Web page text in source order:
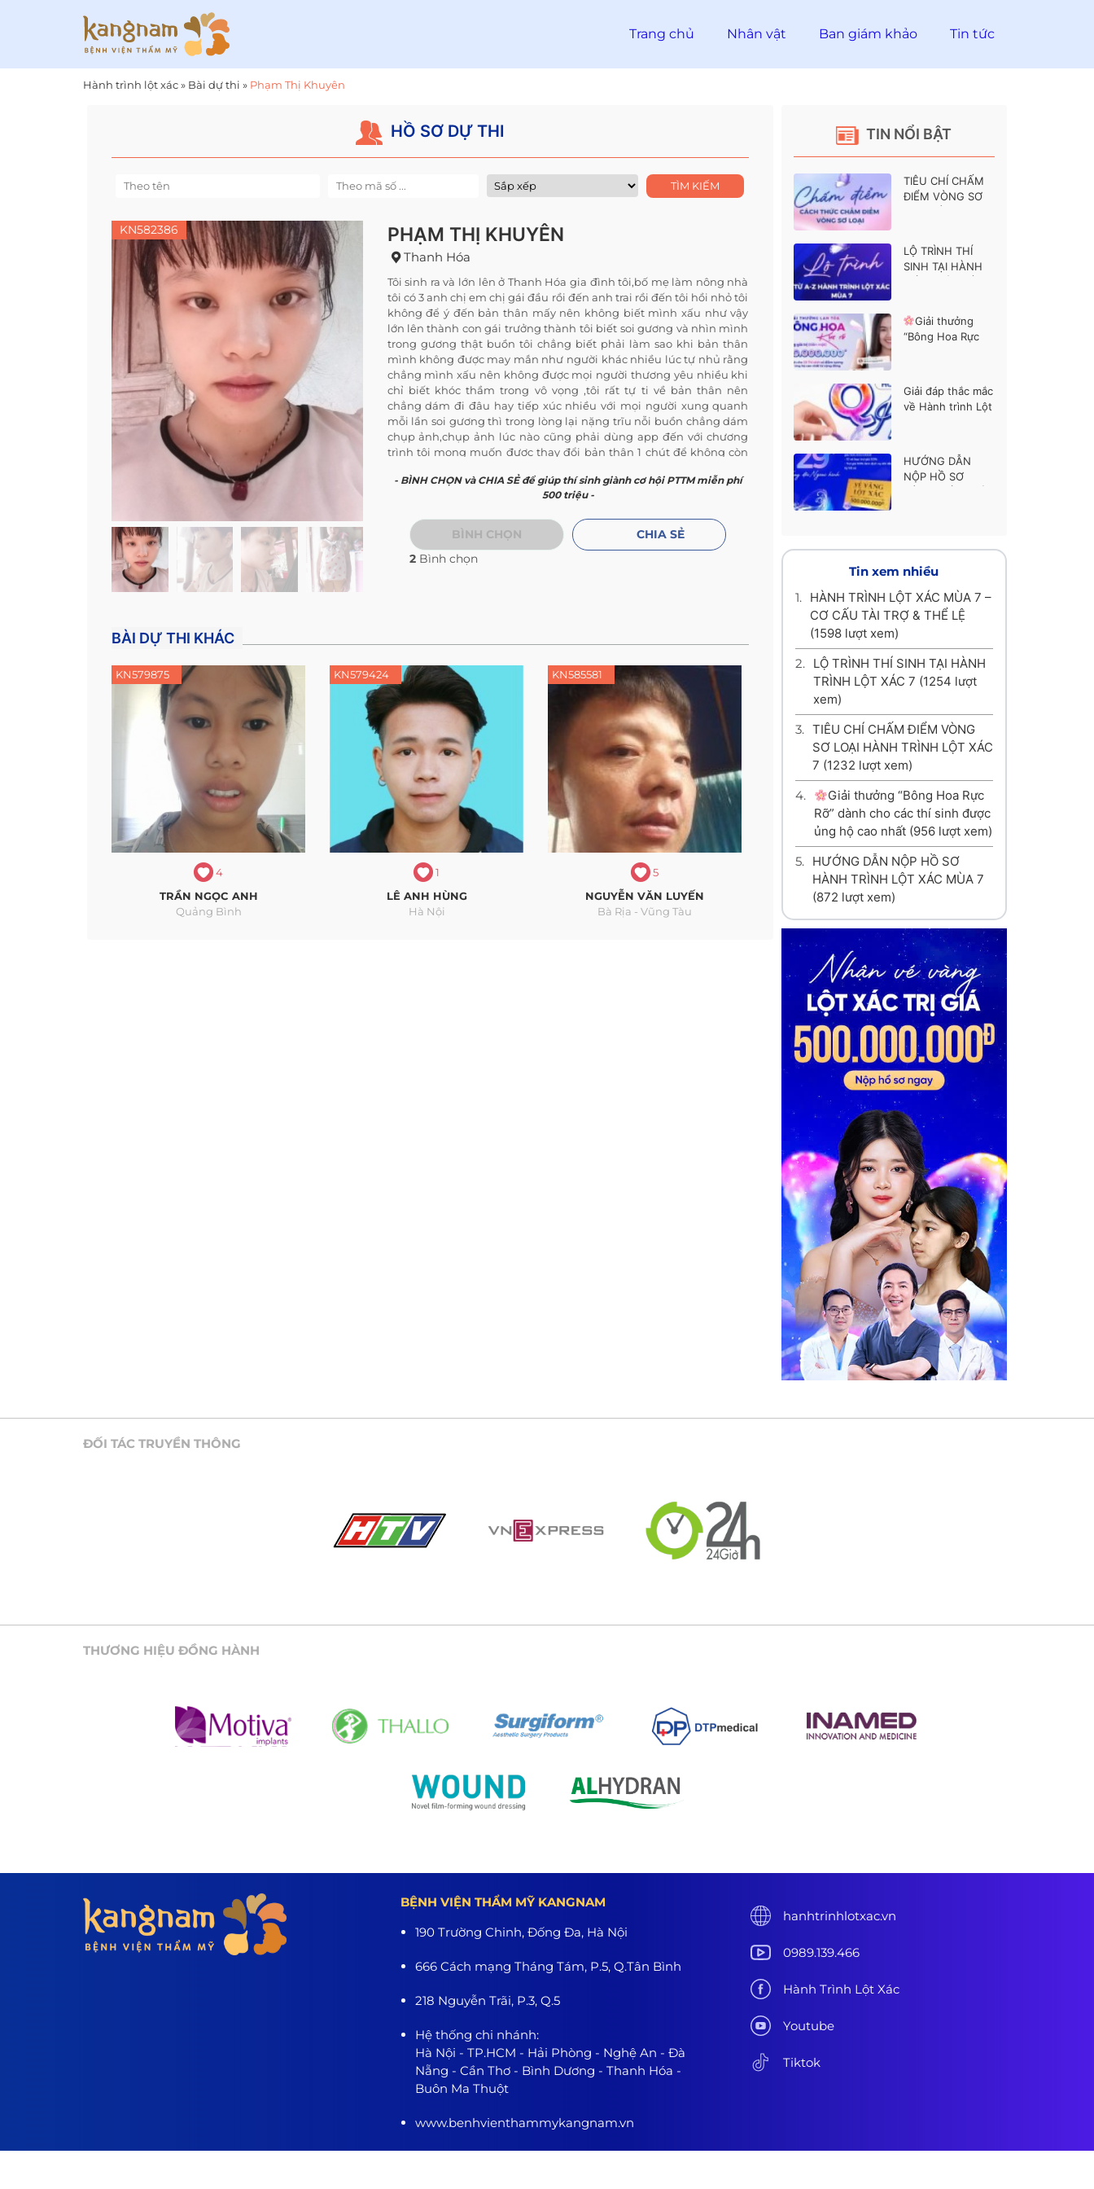
Trang chủ Nhân vật Ban giám khảo Tin tức
Hành trình lột xác» Bài dự thi » Phạm Thị Khuyên
TIN NỔI BẬT
TIÊU CHÍ CHẤM
ĐIỂM VÒNG SƠ
LỘ TRÌNH THÍ
SINH TẠI HÀNH
Giải thưởng
“Bông Hoa Rực
Giải đáp thắc mắc
về Hành trình Lột
HƯỚNG DẪN
NỘP HỒ SƠ
Tin xem nhiều
1.
HÀNH TRÌNH LỘT XÁC MÙA 7 –
CƠ CẤU TÀI TRỢ & THỂ LỆ
(1598 lượt xem)
2.
LỘ TRÌNH THÍ SINH TẠI HÀNH
TRÌNH LỘT XÁC 7 (1254 lượt
xem)
3. TIÊU CHÍ CHẤM ĐIỂM VÒNG
SƠ LOẠI HÀNH TRÌNH LỘT XÁC
7 (1232 lượt xem)
4.
Giải thưởng “Bông Hoa Rực
Rỡ” dành cho các thí sinh được
ủng hộ cao nhất (956 lượt xem)
5.
HƯỚNG DẪN NỘP HỒ SƠ
HÀNH TRÌNH LỘT XÁC MÙA 7
(872 lượt xem)
HỒ SƠ DỰ THI
KN582386 PHẠM THỊ KHUYÊN
Thanh Hóa
Tôi sinh ra và lớn lên ở Thanh Hóa gia đình tôi,bố mẹ làm nông nhà
tôi có 3 anh chị em chị gái đầu rồi đến anh trai rồi đến tôi hồi nhỏ tôi
không để ý đến bản thân mấy nên không biết mình xấu như vậy
lớn lên thành con gái trưởng thành tôi biết soi gương và nhìn mình
trong gương thật buồn tôi chẳng biết phải làm sao khi bản thân
mình không được may mắn như người khác nhiều lúc tự nhủ rằng
chẳng mình xấu nên không được mọi người thương yêu nhiều khi
chỉ biết khóc thầm trong vô vọng ,tôi rất tự ti về bản thân nên
chẳng dám đi đâu hay tiếp xúc nhiều với mọi người xung quanh
mỗi lần soi gương thì trong lòng lại nặng trĩu nỗi buồn chẳng dám
chụp ảnh,chụp ảnh lúc nào cũng phải dùng app đến với chương
trình tôi mong muốn được thay đổi bản thân 1 chút để không còn
- BÌNH CHỌN và CHIA SẺ để giúp thí sinh giành cơ hội PTTM miễn phí
500 triệu -
BÌNH CHỌN
2Bình chọn
CHIA SẺ
BÀI DỰ THI KHÁC
KN579875
4
TRẦN NGỌC ANH
Quảng Bình
KN579424
1
LÊ ANH HÙNG
Hà Nội
KN585581
5
NGUYỄN VĂN LUYẾN
Bà Rịa - Vũng Tàu
ĐỐI TÁC TRUYỀN THÔNG
THƯƠNG HIỆU ĐỒNG HÀNH
BỆNH VIỆN THẨM MỸ KANGNAM
190 Trường Chinh, Đống Đa, Hà Nội
666 Cách mạng Tháng Tám, P.5, Q.Tân Bình
218 Nguyễn Trãi, P.3, Q.5
Hệ thống chi nhánh:
Hà Nội - TP.HCM - Hải Phòng - Nghệ An - Đà
Nẵng - Cần Thơ - Bình Dương - Thanh Hóa -
Buôn Ma Thuột
www.benhvienthammykangnam.vn
hanhtrinhlotxac.vn
0989.139.466
Hành Trình Lột Xác
Youtube
Tiktok